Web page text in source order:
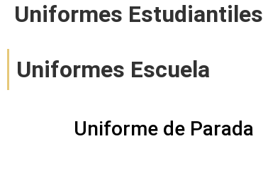
Uniformes Estudiantiles
Uniformes Escuela
Uniforme de Parada